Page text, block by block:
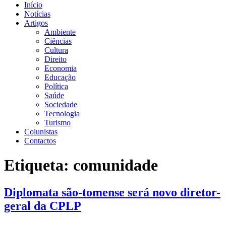
Início
Notícias
Artigos
Ambiente
Ciências
Cultura
Direito
Economia
Educação
Política
Saúde
Sociedade
Tecnologia
Turismo
Colunistas
Contactos
Etiqueta: comunidade
Diplomata são-tomense será novo diretor-
geral da CPLP